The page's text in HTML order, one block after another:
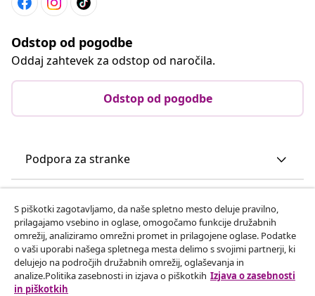
Odstop od pogodbe
Oddaj zahtevek za odstop od naročila.
Odstop od pogodbe
Podpora za stranke
vidaXL
Odkrijte več
S piškotki zagotavljamo, da naše spletno mesto deluje pravilno,
prilagajamo vsebino in oglase, omogočamo funkcije družabnih
omrežij, analiziramo omrežni promet in prilagojene oglase. Podatke
o vaši uporabi našega spletnega mesta delimo s svojimi partnerji, ki
delujejo na področjih družabnih omrežij, oglaševanja in
analize.Politika zasebnosti in izjava o piškotkih Izjava o zasebnosti
in piškotkih